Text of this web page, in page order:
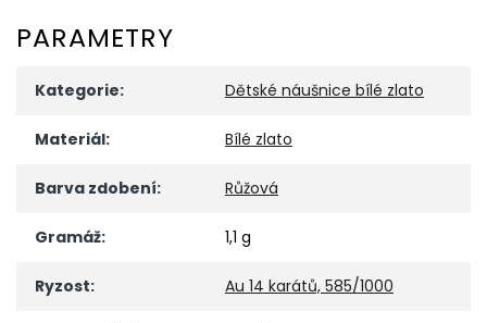
PARAMETRY
Kategorie: Dětské náušnice bílé zlato
Materiál: Bílé zlato
Barva zdobení: Růžová
Gramáž: 1,1 g
Ryzost: Au 14 karátů, 585/1000